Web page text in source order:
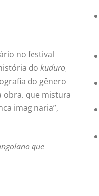
no festival
do kuduro,
do gênero
obra, que mistura
imaginaria”,
que